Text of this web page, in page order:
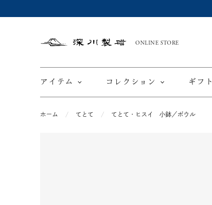
深
ONLINE STORE
アイテム コレクション ギフト
ホーム てとて てとて・ヒスイ 小鉢／ボウル